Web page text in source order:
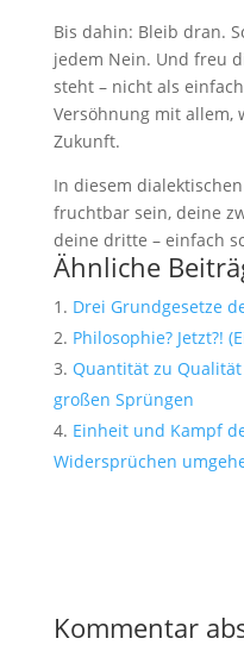
Bis dahin: Bleib dran.
jedem Nein. Und freu
steht – nicht als
Versöhnung mit allem,
Zukunft.
In diesem
fruchtbar sein, deine
deine dritte – einfach
Ähnliche
Drei Grundgesetze
Philosophie? Jetzt?!
Quantität zu
großen Sprüngen
Einheit und Kampf
Widersprüchen
Kommentar